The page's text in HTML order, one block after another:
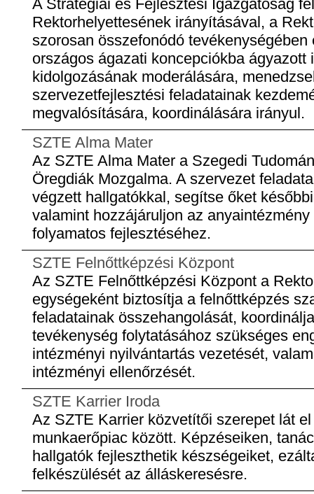
A Stratégiai és Fejlesztési Igazgatóság
Rektorhelyettesének irányításával, a
szorosan összefonódó
országos ágazati koncepciókba ágyazott
kidolgozásának moderálására,
szervezetfejlesztési feladatainak
megvalósítására, koordinálására irányul.
SZTE Alma Mater
Az SZTE Alma Mater a Szegedi
Öregdiák Mozgalma. A szervezet
végzett hallgatókkal, segítse őket
valamint hozzájáruljon az
folyamatos fejlesztéséhez.
SZTE Felnőttképzési Központ
Az SZTE Felnőttképzési Központ a
egységeként biztosítja a felnőttképzés
feladatainak összehangolását,
tevékenység folytatásához szükséges
intézményi nyilvántartás vezetését,
intézményi ellenőrzését.
SZTE Karrier Iroda
Az SZTE Karrier közvetítői szerepet lát
munkaerőpiac között. Képzéseiken,
hallgatók fejleszthetik készségeiket,
felkészülését az álláskeresésre.